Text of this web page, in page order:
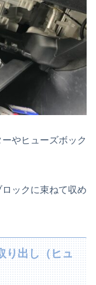
やヒューズボック
ックに束ねて収め
出し（ヒュ